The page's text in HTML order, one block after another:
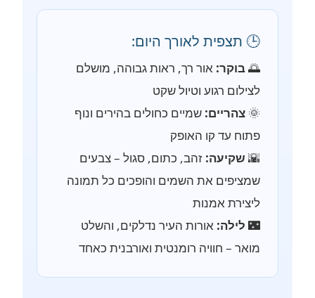
🕒 תצפית לאורך היום:
🌅בוקר: אור רך, ראות גבוהה, מושלם
לצילום רגוע וטיול שקט
🌞צהריים: שמיים כחולים בהירים ונוף
פתוח עד קו האופק
🌇 שקיעה: זהב, כתום, סגול – צבעים
שמציפים את השמים והופכים כל תמונה
ליצירת אמנות
🌃 לילה: אורות העיר נדלקים, והשלט
מואר – חוויה רומנטית ואורבנית כאחד